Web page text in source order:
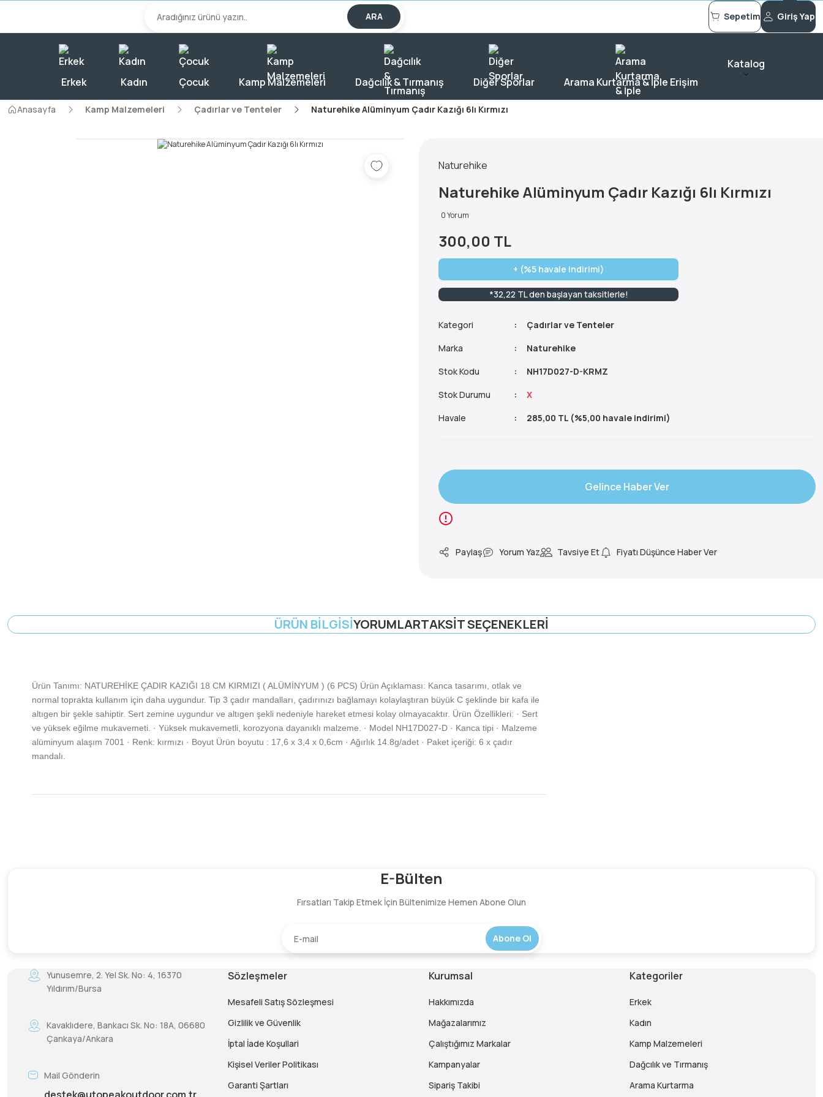
2000 TL Üzeri Alışverişlerde KARGO BEDAVA!
ARA Sepetim Giriş Yap
Erkek Kadın Çocuk Kamp Malzemeleri Dağcılık & Tırmanış Diğer Sporlar Arama Kurtarma & İple Erişim
Katalog
Anasayfa Kamp Malzemeleri Çadırlar ve Tenteler Naturehike Alüminyum Çadır Kazığı 6lı Kırmızı
Naturehike
Naturehike Alüminyum Çadır Kazığı 6lı Kırmızı
0 Yorum
300,00 TL
+ (%5 havale indirimi)
*32,22 TL den başlayan taksitlerle!
Kategori
Çadırlar ve Tenteler
Marka
Naturehike
Stok Kodu
NH17D027-D-KRMZ
Stok Durumu
X
Havale
285,00 TL (%5,00 havale indirimi)
Gelince Haber Ver
Paylaş Yorum Yaz Tavsiye Et Fiyatı Düşünce Haber Ver
ÜRÜN BILGISIYORUMLARTAKSIT SEÇENEKLERI
Ürün Tanımı: NATUREHİKE ÇADIR KAZIĞI 18 CM KIRMIZI ( ALÜMİNYUM ) (6 PCS) Ürün Açıklaması: Kanca tasarımı, otlak ve
normal toprakta kullanım için daha uygundur. Tip 3 çadır mandalları, çadırınızı bağlamayı kolaylaştıran büyük C şeklinde bir kafa ile
altıgen bir şekle sahiptir. Sert zemine uygundur ve altıgen şekli nedeniyle hareket etmesi kolay olmayacaktır. Ürün Özellikleri: · Sert
ve yüksek eğilme mukavemeti. · Yüksek mukavemetli, korozyona dayanıklı malzeme. · Model NH17D027-D · Kanca tipi · Malzeme
alüminyum alaşım 7001 · Renk: kırmızı · Boyut Ürün boyutu : 17,6 x 3,4 x 0,6cm · Ağırlık 14.8g/adet · Paket içeriği: 6 x çadır
mandalı.
Yorum Yaz
E-Bülten
Fırsatları Takip Etmek İçin Bültenimize Hemen Abone Olun
Abone Ol
Yunusemre, 2. Yel Sk. No: 4, 16370
Yıldırım/Bursa
Kavaklıdere, Bankacı Sk. No: 18A, 06680
Çankaya/Ankara
Mail Gönderin
Sözleşmeler
Mesafeli Satış Sözleşmesi
Gizlilik ve Güvenlik
İptal İade Koşullari
Kişisel Veriler Politikası
Garanti Şartları
Kurumsal
Hakkımızda
Mağazalarımız
Çalıştığımız Markalar
Kampanyalar
Sipariş Takibi
Kategoriler
Erkek
Kadın
Kamp Malzemeleri
Dağcılık ve Tırmanış
Arama Kurtarma